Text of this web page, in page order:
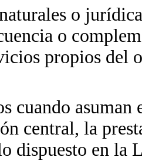
o
o
propios del
cuando asuman
central, la
dispuesto en la